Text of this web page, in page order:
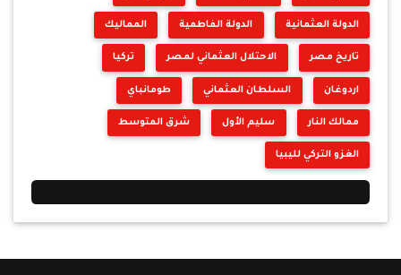
الدولة العثمانية الدولة الفاطمية المماليك
تاريخ مصر الاحتلال العثماني لمصر تركيا
اردوغان السلطان العثماني طومانباي
ممالك النار سليم الأول شرق المتوسط
الغزو التركي لليبيا